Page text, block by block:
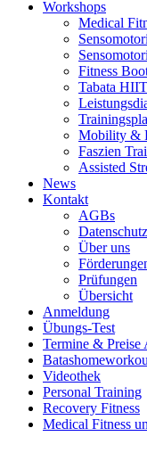
Workshops
Medical
Fitness
Tabata
Mobility &
Faszien
Assisted
News
Kontakt
AGBs
Über uns
Prüfungen
Übersicht
Anmeldung
Übungs-Test
Termine & Preise
Videothek
Personal Training
Recovery Fitness
Medical Fitness